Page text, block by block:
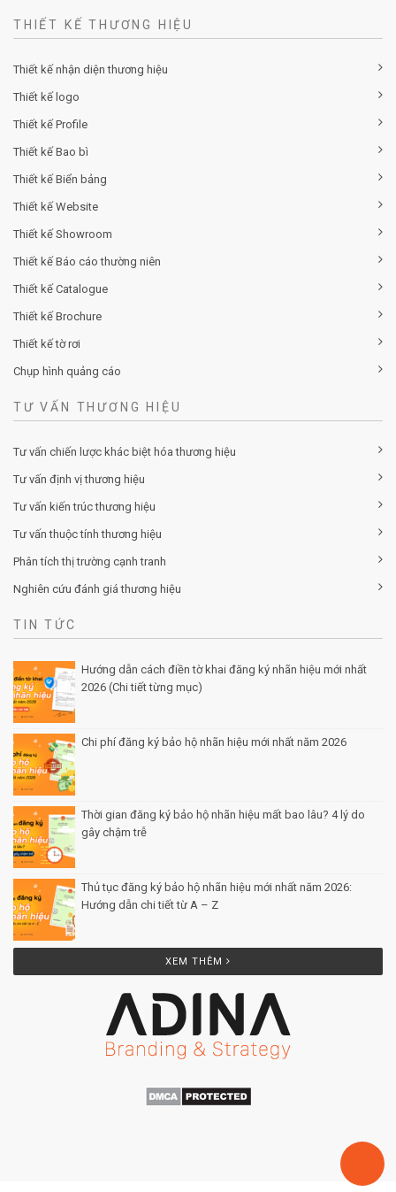
THIẾT KẾ THƯƠNG HIỆU
Thiết kế nhận diện thương hiệu
Thiết kế logo
Thiết kế Profile
Thiết kế Bao bì
Thiết kế Biển bảng
Thiết kế Website
Thiết kế Showroom
Thiết kế Báo cáo thường niên
Thiết kế Catalogue
Thiết kế Brochure
Thiết kế tờ rơi
Chụp hình quảng cáo
TƯ VẤN THƯƠNG HIỆU
Tư vấn chiến lược khác biệt hóa thương hiệu
Tư vấn định vị thương hiệu
Tư vấn kiến trúc thương hiệu
Tư vấn thuộc tính thương hiệu
Phân tích thị trường cạnh tranh
Nghiên cứu đánh giá thương hiệu
TIN TỨC
Hướng dẫn cách điền tờ khai đăng ký nhãn hiệu mới nhất
2026 (Chi tiết từng mục)
Chi phí đăng ký bảo hộ nhãn hiệu mới nhất năm 2026
Thời gian đăng ký bảo hộ nhãn hiệu mất bao lâu? 4 lý do
gây chậm trễ
Thủ tục đăng ký bảo hộ nhãn hiệu mới nhất năm 2026:
Hướng dẫn chi tiết từ A – Z
XEM THÊM